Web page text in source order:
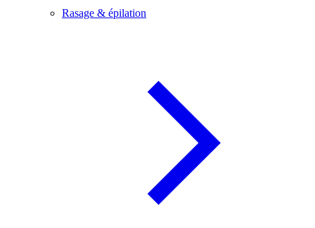
Rasage & épilation